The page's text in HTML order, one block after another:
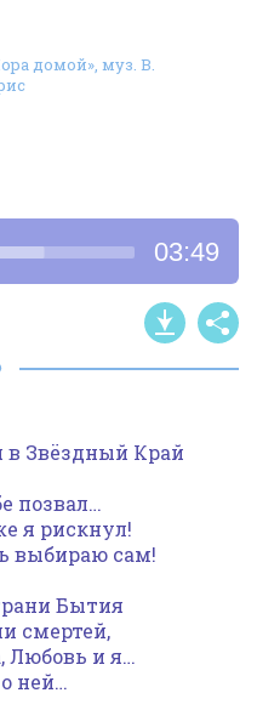
домой», муз. В.
03:49
Звёздный Край
позвал…
я рискнул!
выбираю сам!
Бытия
смертей,
Любовь и я…
ней…